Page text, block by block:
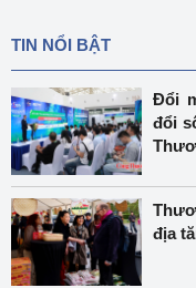
TIN NỔI BẬT
Đổi
đổi
địa